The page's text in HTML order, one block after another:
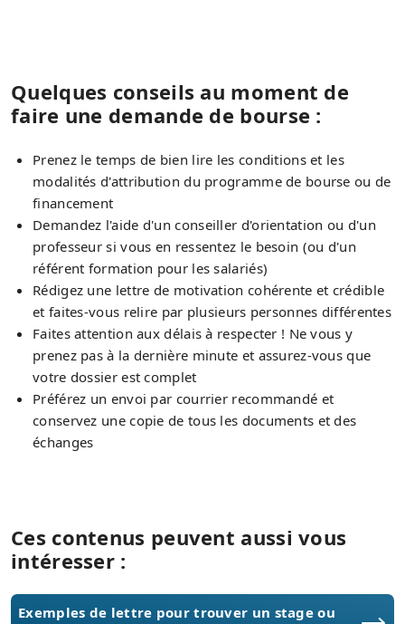
Quelques conseils au moment de
faire une demande de bourse :
Prenez le temps de bien lire les conditions et les
modalités d'attribution du programme de bourse ou de
financement
Demandez l'aide d'un conseiller d'orientation ou d'un
professeur si vous en ressentez le besoin (ou d'un
référent formation pour les salariés)
Rédigez une lettre de motivation cohérente et crédible
et faites-vous relire par plusieurs personnes différentes
Faites attention aux délais à respecter ! Ne vous y
prenez pas à la dernière minute et assurez-vous que
votre dossier est complet
Préférez un envoi par courrier recommandé et
conservez une copie de tous les documents et des
échanges
Ces contenus peuvent aussi vous
intéresser :
Exemples de lettre pour trouver un stage ou